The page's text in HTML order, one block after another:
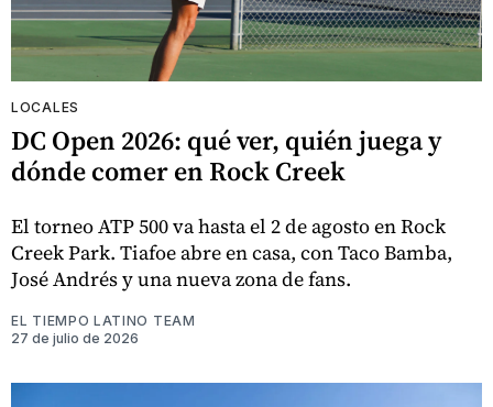
LOCALES
DC Open 2026: qué ver, quién juega y
dónde comer en Rock Creek
El torneo ATP 500 va hasta el 2 de agosto en Rock
Creek Park. Tiafoe abre en casa, con Taco Bamba,
José Andrés y una nueva zona de fans.
EL TIEMPO LATINO TEAM
27 de julio de 2026